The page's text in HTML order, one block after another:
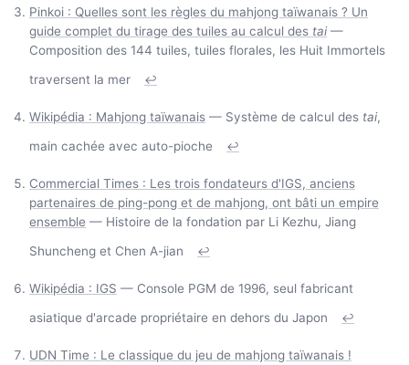
Pinkoi : Quelles sont les règles du mahjong taïwanais ? Un
guide complet du tirage des tuiles au calcul des tai—
Composition des 144 tuiles, tuiles florales, les Huit Immortels
traversent la mer
↩
Wikipédia : Mahjong taïwanais — Système de calcul des tai,
main cachée avec auto-pioche
↩
Commercial Times : Les trois fondateurs d'IGS, anciens
partenaires de ping-pong et de mahjong, ont bâti un empire
ensemble — Histoire de la fondation par Li Kezhu, Jiang
Shuncheng et Chen A-jian
↩
Wikipédia : IGS — Console PGM de 1996, seul fabricant
asiatique d'arcade propriétaire en dehors du Japon
↩
UDN Time : Le classique du jeu de mahjong taïwanais !